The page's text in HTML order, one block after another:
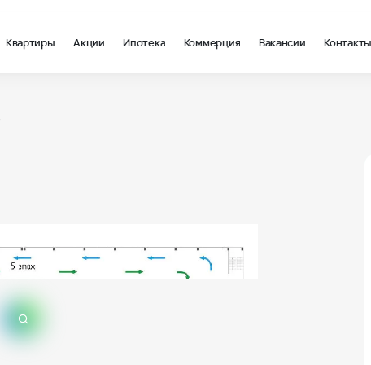
Квартиры Акции Ипотека Коммерция Вакансии Контакты